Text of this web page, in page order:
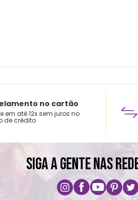
no cartão
em até 12x sem juros no
de crédito
SIGA A GENTE NAS